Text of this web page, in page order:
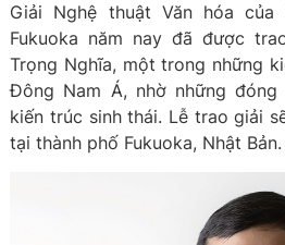
Giải Nghệ thuật Văn hóa
Fukuoka năm nay đã được
Trọng Nghĩa, một trong những
Đông Nam Á, nhờ những
kiến trúc sinh thái. Lễ trao giải
tại thành phố Fukuoka, Nhật Bản.